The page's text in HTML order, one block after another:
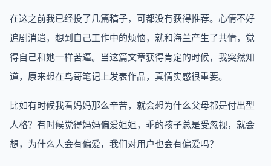
在这之前我已经投了几篇稿子，可都没有获得推荐。心情不好
追剧消遣，想到自己工作中的烦恼，就和海兰产生了共情，觉
得自己和她一样苦逼。当这篇文章获得肯定的时候，我突然知
道，原来想在鸟哥笔记上发表作品，真情实感很重要。
比如有时候我看妈妈那么辛苦，就会想为什么父母都是付出型
人格？有时候觉得妈妈偏爱姐姐，乖的孩子总是受忽视，就会
想，为什么人会有偏爱，我们对用户也会有偏爱吗？